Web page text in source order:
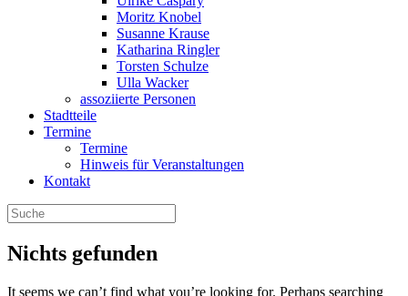
Moritz Knobel
Susanne Krause
Katharina Ringler
Torsten Schulze
Ulla Wacker
assoziierte Personen
Stadtteile
Termine
Termine
Hinweis für Veranstaltungen
Kontakt
Nichts gefunden
It seems we can’t find what you’re looking for. Perhaps searching